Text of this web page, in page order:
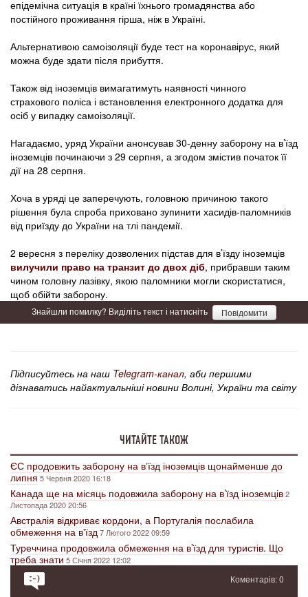
епідемічна ситуація в країні їхнього громадянства або
постійного проживання гірша, ніж в Україні.
Альтернативою самоізоляції буде тест на коронавірус, який
можна буде здати після прибуття.
Також від іноземців вимагатимуть наявності чинного
страхового поліса і встановлення електронного додатка для
осіб у випадку самоізоляції.
Нагадаємо, уряд України анонсував 30-денну заборону на в’їзд
іноземців починаючи з 29 серпня, а згодом змістив початок її
дії на 28 серпня.
Хоча в уряді це заперечують, головною причиною такого
рішення була спроба приховано зупинити хасидів-паломників
від приїзду до України на тлі пандемії.
2 вересня з переліку дозволених підстав для в’їзду іноземців
вилучили право на транзит до двох діб, прибравши таким
чином головну лазівку, якою паломники могли скористатися,
щоб обійти заборону.
Знайшли помилку? Виділіть текст і натисніть Повідомити
Підписуйтесь на наш Telegram-канал, аби першими
дізнаватись найактуальніші новини Волині, України та світу
ЧИТАЙТЕ ТАКОЖ
ЄС продовжить заборону на вʼїзд іноземців щонайменше до
липня5 Червня 2020 16:18
Канада ще на місяць подовжила заборону на в’їзд іноземців2
Листопада 2020 20:56
Австралія відкриває кордони, а Португалія послабила
обмеження на в'їзд7 Лютого 2022 09:59
Туреччина продовжила обмеження на в’їзд для туристів. Що
треба знати5 Січня 2022 12:02
Коментарів: 0